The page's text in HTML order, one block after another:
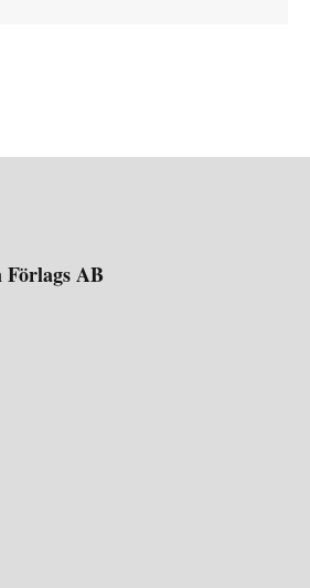
Förlags AB